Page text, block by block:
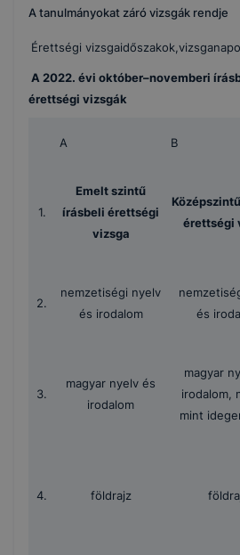
A tanulmányokat záró vizsgák rendje
Érettségi
A 2022. évi október–novemberi
érettségi vizsgák
A B
1.
Emelt szintű
írásbeli érettségi
vizsga
érettségi
2.
nemzetiségi nyelv
és irodalom
és
3.
magyar nyelv és
irodalom
magyar
irodalom,
mint
4. földrajz